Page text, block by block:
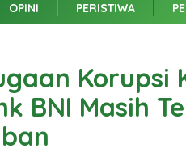
OPINI PERISTIWA
Korupsi
BNI Masih